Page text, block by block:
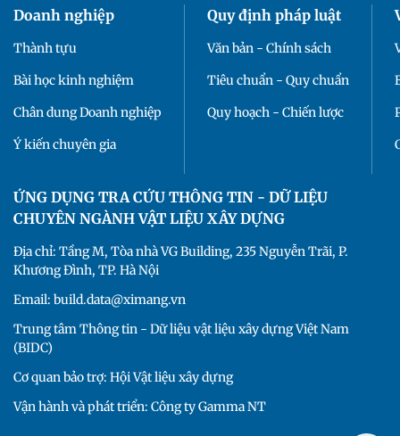
Doanh nghiệp
Thành tựu
Bài học kinh nghiệm
Chân dung Doanh nghiệp
Ý kiến chuyên gia
Quy định pháp luật
Văn bản - Chính sách
Tiêu chuẩn - Quy chuẩn
Quy hoạch - Chiến lược
ỨNG DỤNG TRA CỨU THÔNG TIN - DỮ LIỆU
CHUYÊN NGÀNH VẬT LIỆU XÂY DỰNG
Địa chỉ: Tầng M, Tòa nhà VG Building, 235 Nguyễn Trãi, P.
Khương Đình, TP. Hà Nội
Email: build.data@ximang.vn
Trung tâm Thông tin - Dữ liệu vật liệu xây dựng Việt Nam
(BIDC)
Cơ quan bảo trợ: Hội Vật liệu xây dựng
Vận hành và phát triển: Công ty Gamma NT